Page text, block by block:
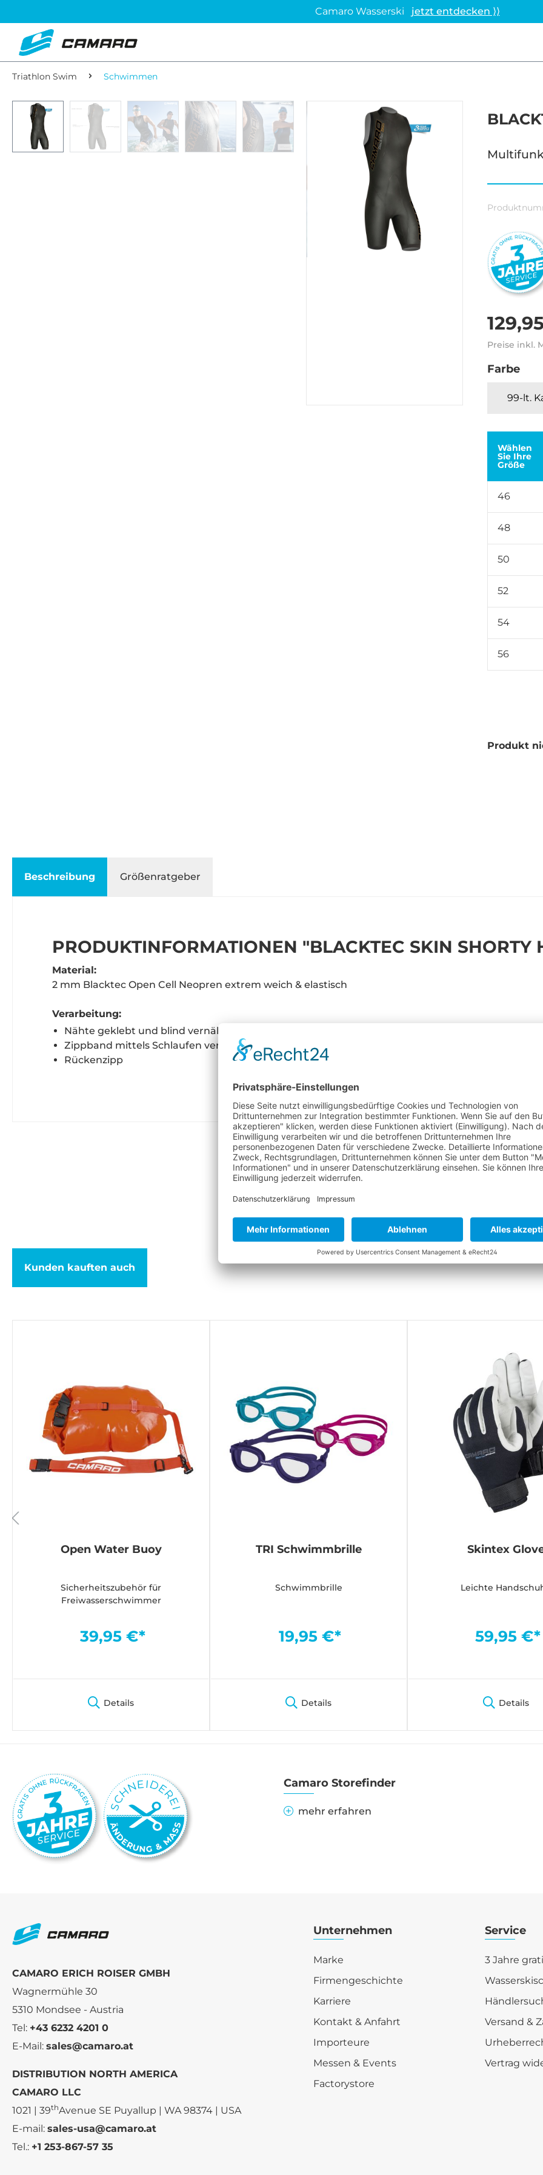
Camaro Wasserski jetzt entdecken ⟩⟩
Triathlon Swim Schwimmen
Preise inkl.
Farbe
99-lt.
Wählen
Sie Ihre
Größe
46
48
50
52
54
56
Produkt
Beschreibung Größenratgeber
PRODUKTINFORMATIONEN "BLACKTEC SKIN SHORTY
Material:
2 mm Blacktec Open Cell Neopren extrem weich & elastisch
Verarbeitung:
Nähte geklebt und blind vernäht
Zippband mittels Schlaufen verstaubar
Rückenzipp
PFLEGEHINWEISE FÜR NEOPRENPRODUKTE
Kunden kauften auch
Open Water Buoy
Sicherheitszubehör für
Freiwasserschwimmer
39,95 €*
Details
TRI Schwimmbrille
Schwimmbrille
19,95 €*
Details
Skintex
Leichte
59,95 €*
Details
Camaro Storefinder
mehr erfahren
CAMARO ERICH ROISER GMBH
Wagnermühle 30
5310 Mondsee - Austria
Tel: +43 6232 4201 0
E-Mail: sales@camaro.at
DISTRIBUTION NORTH AMERICA
CAMARO LLC
1021 | 39thAvenue SE Puyallup | WA 98374 | USA
E-mail: sales-usa@camaro.at
Tel.: +1 253-867-57 35
Unternehmen
Marke
Firmengeschichte
Karriere
Kontakt & Anfahrt
Importeure
Messen & Events
Factorystore
Service
3 Jahre
Versand &
Vertrag